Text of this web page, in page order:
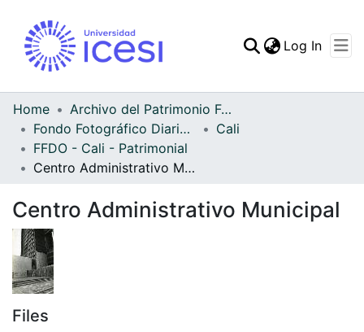
Statistics
Log In
Home
Archivo del Patrimonio Fotográfico y Fílmico del Valle del Cauca
Fondo Fotográfico Diario Occidente
Cali
FFDO - Cali - Patrimonial
Centro Administrativo Municipal
Centro Administrativo Municipal
Files